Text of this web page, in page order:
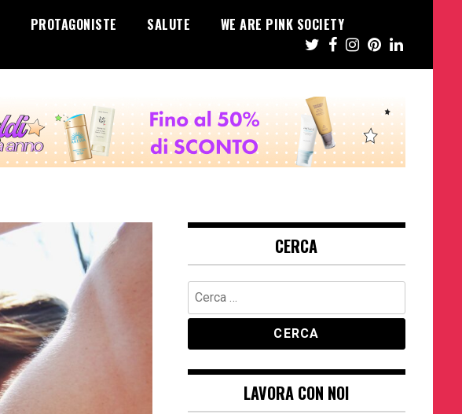
PROTAGONISTE SALUTE WE ARE PINK SOCIETY
CERCA
Ricerca
per:
LAVORA CON NOI